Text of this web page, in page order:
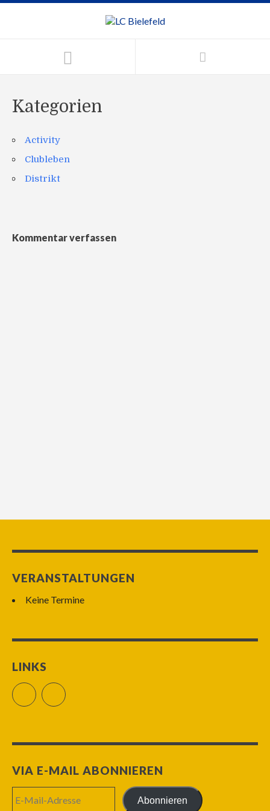
Kategorien
Activity
Clubleben
Distrikt
Kommentar verfassen
VERANSTALTUNGEN
Keine Termine
LINKS
FacebookRSS Feed
VIA E-MAIL ABONNIEREN
Mail-
Abonnieren